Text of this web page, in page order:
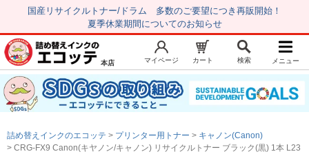
国産リサイクルトナー/ドラム 多数のご要望につき再販開始！
夏季休業期間についてのお知らせ
新規会員登録 マイページ
トップページ お気に入り
注文履歴 レビュー履歴
本店 マイページ カート 検索 メニュー
詰め替えインクのエコッテ プリンター用トナー
キャノン(Canon)
CRG-FX9 Canon(キヤノン/キャノン) リサイクルトナー ブラック(黒) 1本 L23